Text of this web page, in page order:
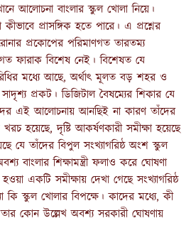
আলোচনা বাংলার স্কুল খোলা নিয়ে।
প্রাসঙ্গিক হতে পারে। এ প্রশ্নের
প্রকোপের পরিমাণগত তারতম্য
ফারাক বিশেষ নেই। বিশেষত যে
মধ্যে আছে, অর্থাৎ মূলত বড় শহর ও
প্রকট। ডিজিটাল বৈষম্যের শিকার যে
এই আলোচনায় আনছিই না কারণ তাঁদের
খরচ হয়েছে, দৃষ্টি আকর্ষণকারী সমীক্ষা হয়েছে
যে তাঁদের বিপুল সংখ্যাগরিষ্ঠ অংশ স্কুল
বাংলার শিক্ষামন্ত্রী ফলাও করে ঘোষণা
একটি সমীক্ষায় দেখা গেছে সংখ্যাগরিষ্ঠ
স্কুল খোলার বিপক্ষে। কাদের মধ্যে, কী
তার কোন উল্লেখ অবশ্য সরকারী ঘোষণায়